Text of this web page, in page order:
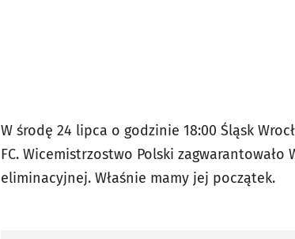
W środę 24 lipca o godzinie 18:00 Śląsk
FC. Wicemistrzostwo Polski
eliminacyjnej. Właśnie mamy jej początek.